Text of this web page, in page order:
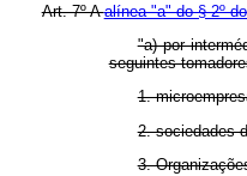
Art. 7º Aalínea "a" do § 2º
"a) por
seguintes
1.
2. sociedades
3.